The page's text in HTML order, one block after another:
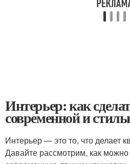
Интерьер: как
современной и
Интерьер — это то, что делает
Давайте рассмотрим, как можно